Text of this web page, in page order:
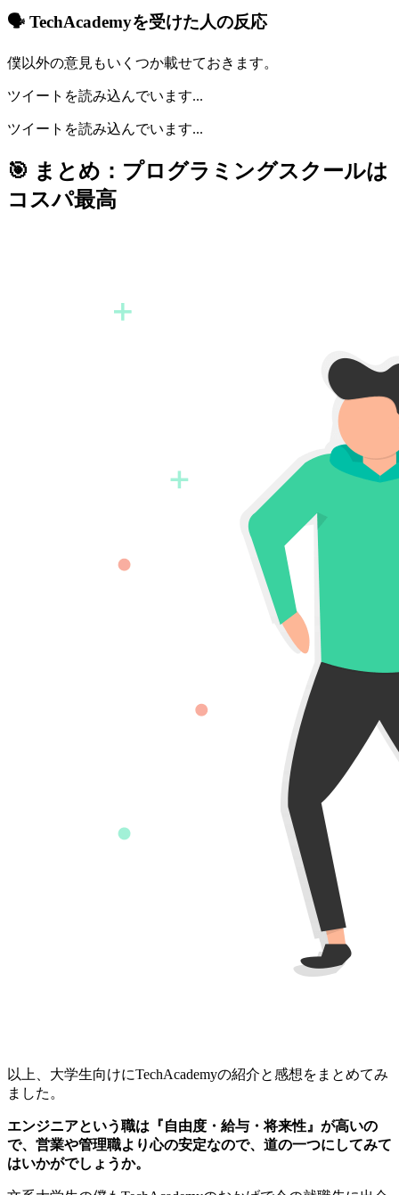
🗣️ TechAcademyを受けた人の反応
僕以外の意見もいくつか載せておきます。
ツイートを読み込んでいます...
ツイートを読み込んでいます...
🎯 まとめ：プログラミングスクールは
コスパ最高
以上、大学生向けにTechAcademyの紹介と感想をまとめてみ
ました。
エンジニアという職は『自由度・給与・将来性』が高いの
で、営業や管理職より心の安定なので、道の一つにしてみて
はいかがでしょうか。